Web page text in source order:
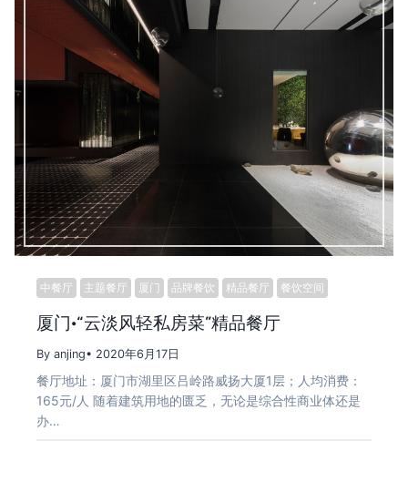
中餐厅 主题餐厅 厦门 品牌餐饮 精品餐厅 餐饮空间
厦门·“云淡风轻私房菜”精品餐厅
By anjing• 2020年6月17日
餐厅地址：厦门市湖里区吕岭路威扬大厦1层；人均消费：
165元/人 随着建筑用地的匮乏，无论是综合性商业体还是
办…